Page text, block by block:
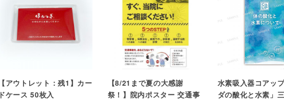
【アウトレット：残1】カー
ドケース 50枚入
【8/21まで夏の大感謝
祭！】院内ポスター 交通事
水素吸入器コアッ
ダの酸化と水素」